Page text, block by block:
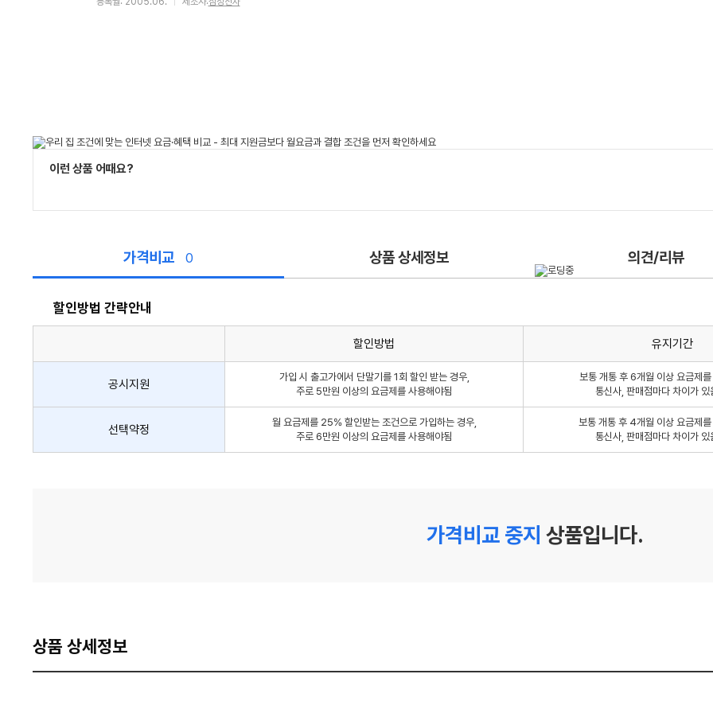
이런 상품 어때요?
가격비교 0 상품 상세정보 의견/리뷰
할인방법 간략안내
인
방
략
할인방법 유지기간
공시지원
가입 시 출고가에서 단말기를 1회 할인 받는 경우,
주로 5만원 이상의 요금제를 사용해야됨
보통 개통 후 6개월 이상 요금제
통신사, 판매점마다 차이가 있
선택약정
월 요금제를 25% 할인받는 조건으로 가입하는 경우,
주로 6만원 이상의 요금제를 사용해야됨
보통 개통 후 4개월 이상 요금제
통신사, 판매점마다 차이가 있
가격비교 중지 상품입니다.
상품 상세정보